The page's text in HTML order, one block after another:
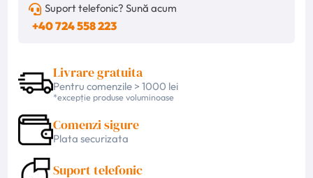
Suport telefonic? Sună acum
+40 724 558 223
Livrare gratuita
Pentru comenzile > 1000 lei
*excepție produse voluminoase
Comenzi sigure
Plata securizata
Suport telefonic